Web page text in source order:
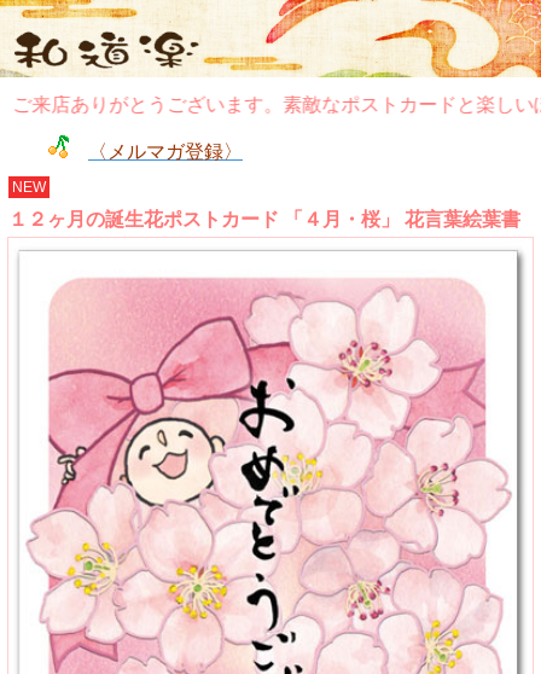
来店ありがとうございます。素敵なポストカードと楽しいぽ
〈メルマガ登録〉
NEW
１２ヶ月の誕生花ポストカード 「４月・桜」 花言葉絵葉書